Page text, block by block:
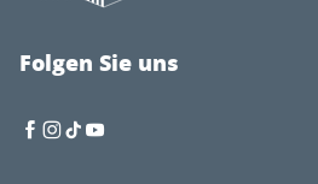
Folgen Sie uns